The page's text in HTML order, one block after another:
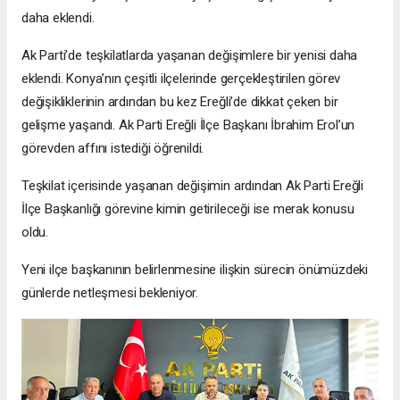
daha eklendi.
Ak Parti’de teşkilatlarda yaşanan değişimlere bir yenisi daha
eklendi. Konya’nın çeşitli ilçelerinde gerçekleştirilen görev
değişikliklerinin ardından bu kez Ereğli’de dikkat çeken bir
gelişme yaşandı. Ak Parti Ereğli İlçe Başkanı İbrahim Erol’un
görevden affını istediği öğrenildi.
Teşkilat içerisinde yaşanan değişimin ardından Ak Parti Ereğli
İlçe Başkanlığı görevine kimin getirileceği ise merak konusu
oldu.
Yeni ilçe başkanının belirlenmesine ilişkin sürecin önümüzdeki
günlerde netleşmesi bekleniyor.